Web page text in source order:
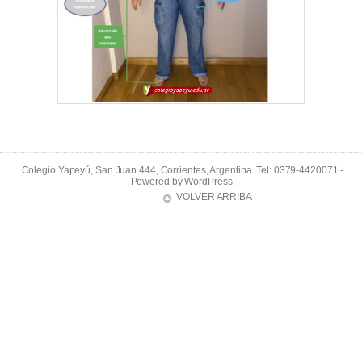
Colegio Yapeyú, San Juan 444, Corrientes, Argentina. Tel: 0379-4420071 -
Powered byWordPress.
VOLVER ARRIBA